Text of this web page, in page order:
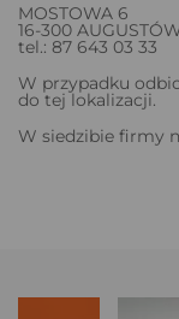
MOSTOWA 6
16-300
tel.: 87 643 03 33
W przypadku
do tej lokalizacji.
W siedzibie firmy